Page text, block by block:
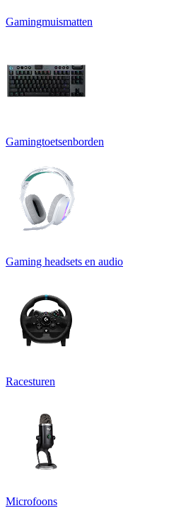
Gamingmuismatten
Gamingtoetsenborden
Gaming headsets en audio
Racesturen
Microfoons